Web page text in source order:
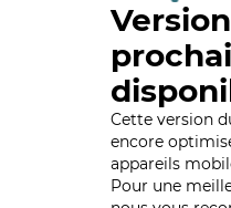
Cette version
encore
appareils
Pour une